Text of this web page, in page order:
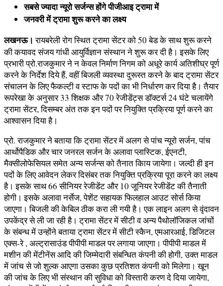
सबसे ज्यादा न्यूरो सर्जन्स होंगे पीजीआइ ट्रामा में
जनवरी में ट्रामा शुरू करने का लक्ष्य
लखनऊ। रायबरेली रोग स्थित ट्रामा सेंटर को 50 बेड के साथ शुरू करने
की कयावद संजय गांधी आयुर्विज्ञान संस्थान ने शुरू कर दी है। इसके लिए
प्रभारी प्रो.राजकुमार ने न केवल निर्माण निगम को अधूरे कार्य अतिशीघ्र पूर्ण
करने के निर्देश दिये हैं, वहीं बिजली व्यवस्था दुरूस्त करने के बाद ट्रामा सेंटर
संचालन के लिए फैकल्टी व स्टाफ के पदों का भी निर्धारण कर दिया है। तैयार
रूपरेखा के अनुसार 33 शिक्षक और 70 रेजीडेंट्स डॉक्टर्स 24 घंटे चलायेंगे
ट्रामा सेंटर, दिसम्बर अंत तक इन पदों पर नियुक्ति प्रक्रिया पूर्ण करने का
आश्वासन दिया है।
प्रो. राजकुमार ने बताया कि ट्रामा सेंटर में अलग से पांच न्यूरो सर्जन, पांच
आर्थोपैडिक और चार जनरल सर्जन के अलावा प्लास्टिक, ईएनटी,
मैक्सीलोफेसियल समेत अन्य सर्जन्स को तैनात किाय जायेगा। जल्दी ही इन
पदों के लिए आवेदन लेकर दिसंबर तक नियुक्ति प्रक्रिया पूरा करने का लक्ष्य
है। इसके साथ 66 सीनियर रेजीडेंट और 10 जूनियर रेजीडेंट की तैनाती
होगी। इसके अलावा नर्सेज, पेशेंट सहायक फिलहाल आउट सोर्स किया
जाएगा। बिजली की केबिल ठीक करा ली गयी है। एक लाइन अलग से वृंदावन
उपकेंद्र से ली जा रही है। ट्रामा सेंटर में सीटी व अन्य पैथोलॉजिकल जांचों
के संबन्ध में उन्होंने बताया ट्रामा सेंटर में सीटी स्कैन, एमआरआई, डिजिटल
एक्स-रे , अल्ट्रासाउंड पीपीपी माडल पर लगाया जाएगा। पीपीपी माडल में
मशीन की मेंटीनेंस आदि की जिम्मेदारी संबन्धित कंपनी की होगी, उक्त माडल
में जांच से जो शुल्क आएगा उसका कुछ प्रतिशत कंपनी को मिलेगा। खून
की जांच के लिए भी संस्थान की सुविधा को विस्तारी करण दे दिया जायेगा,